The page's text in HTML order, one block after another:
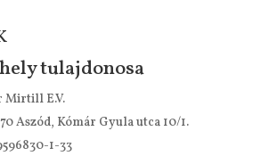
tulajdonosa
Mirtill E.V.
Aszód, Kómár Gyula utca 10/1.
1-33